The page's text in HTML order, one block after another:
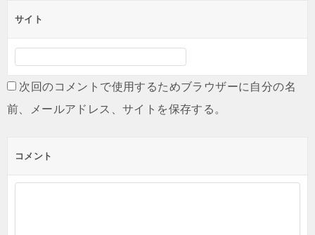
サイト
次回のコメントで使用するためブラウザーに自分の名
前、メールアドレス、サイトを保存する。
コメント